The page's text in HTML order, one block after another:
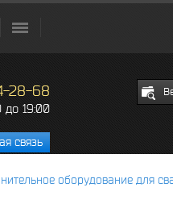
28-68
до 19:00
связь
оборудование для